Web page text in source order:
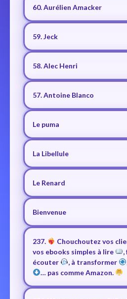
60. Aurélien Amacker
59. Jeck
58. Alec Henri
57. Antoine Blanco
Le puma
La Libellule
Le Renard
Bienvenue
237.
Chouchoutez vos
vos ebooks simples à lire
,
écouter
, à transformer
… pas comme Amazon.